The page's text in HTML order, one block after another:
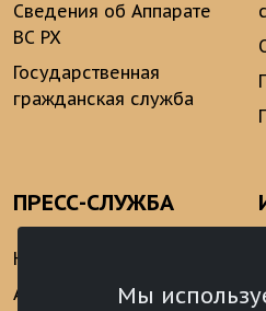
Мы
Сведения об Аппарате
ВС РХ
Государственная
гражданская служба
ПРЕСС-СЛУЖБА
Новости
Анонсы